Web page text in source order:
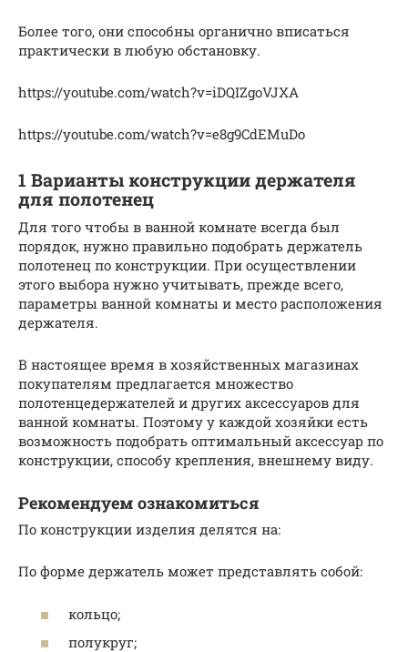
Более того, они способны органично вписаться
практически в любую обстановку.
https://youtube.com/watch?v=iDQIZgoVJXA
https://youtube.com/watch?v=e8g9CdEMuDo
1 Варианты конструкции держателя
для полотенец
Для того чтобы в ванной комнате всегда был
порядок, нужно правильно подобрать держатель
полотенец по конструкции. При осуществлении
этого выбора нужно учитывать, прежде всего,
параметры ванной комнаты и место расположения
держателя.
В настоящее время в хозяйственных магазинах
покупателям предлагается множество
полотенцедержателей и других аксессуаров для
ванной комнаты. Поэтому у каждой хозяйки есть
возможность подобрать оптимальный аксессуар по
конструкции, способу крепления, внешнему виду.
Рекомендуем ознакомиться
По конструкции изделия делятся на:
По форме держатель может представлять собой:
кольцо;
полукруг;